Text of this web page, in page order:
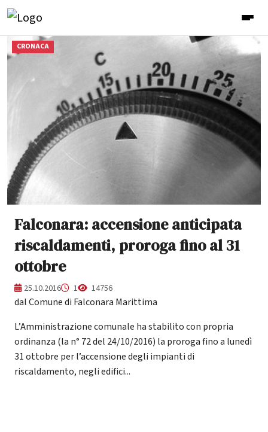
CRONACA
Falconara: accensione anticipata
riscaldamenti, proroga fino al 31
ottobre
25.10.2016 1 14756
dal Comune di Falconara Marittima
L’Amministrazione comunale ha stabilito con propria
ordinanza (la n° 72 del 24/10/2016) la proroga fino a lunedì
31 ottobre per l’accensione degli impianti di
riscaldamento, negli edifici...